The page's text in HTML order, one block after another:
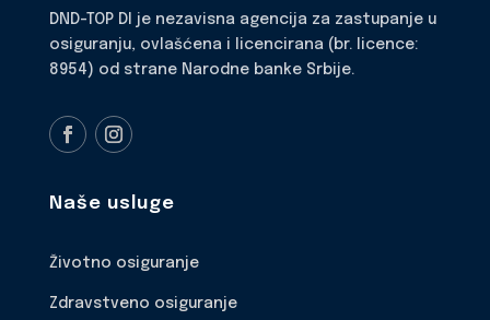
DND-TOP DI je nezavisna agencija za zastupanje u
osiguranju, ovlašćena i licencirana (br. licence:
8954) od strane Narodne banke Srbije.
Naše usluge
Životno osiguranje
Zdravstveno osiguranje